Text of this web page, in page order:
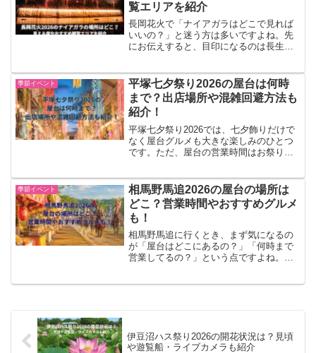
覧エリアを紹介
長岡花火で「ナイアガラはどこで見れば
いいの？」と迷う方は多いですよね。先
にお伝えすると、目印になるのは長生橋
るなら長生橋寄りの席が候補になりま
す。2026年は会場レイア...
季節イベント
平塚七夕祭り2026の屋台は何時
まで？出店場所や混雑回避方法も
紹介！
平塚七夕祭り2026では、七夕飾りだけで
なく屋台グルメも大きな楽しみのひとつ
です。ただ、屋台の営業時間はお祭り全
能性もあります。この記事では、平塚七
夕祭り2026の屋台...
季節イベント
相馬野馬追2026の屋台の場所は
どこ？営業時間やおすすめグルメ
も！
相馬野馬追に行くとき、まず気になるの
が「屋台はどこにあるの？」「何時まで
営業してるの？」という点ですよね。相
伊豆沼ハス祭り2026の開花状況は？見頃
や遊覧船・ライブカメラも紹介